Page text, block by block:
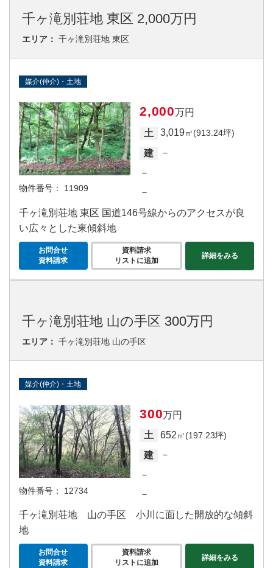
千ヶ滝別荘地 東区 2,000万円
エリア： 千ヶ滝別荘地 東区
媒介(仲介)・土地
物件番号： 11909
2,000万円
土
3,019㎡(913.24坪)
建
－
－
－
千ヶ滝別荘地 東区 国道146号線からのアクセスが良
い広々とした東傾斜地
お問合せ
資料請求
資料請求
リストに追加
詳細をみる
千ヶ滝別荘地 山の手区 300万円
エリア： 千ヶ滝別荘地 山の手区
媒介(仲介)・土地
物件番号： 12734
300万円
土
652㎡(197.23坪)
建
－
－
－
千ヶ滝別荘地 山の手区 小川に面した開放的な傾斜
地
お問合せ
資料請求
資料請求
リストに追加
詳細をみる